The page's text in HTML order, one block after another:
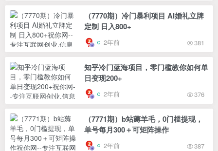
（7770期）冷门暴利项目 AI婚礼立牌
定制 日入800+
2年前 381
知乎冷门蓝海项目，零门槛教你如何单
日变现200+
2年前 376
（7771期）b站薅羊毛，0门槛提现，
单号每月300＋可矩阵操作
2年前 387